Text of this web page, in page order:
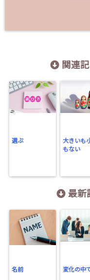
関連
選ぶ
大きいも
もない
最新
名前 変化の中